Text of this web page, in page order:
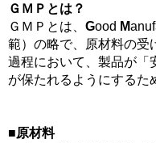
ＧＭＰとは？
ＧＭＰとは、 Good M
範）の略で、原材料の受
過程において、製品が「
が保たれるようにする
■原材料